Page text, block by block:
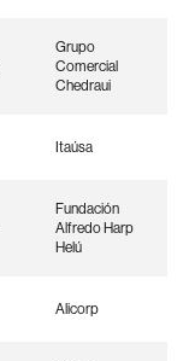
Grupo
Comercial
Chedraui
Itaúsa
Fundación
Alfredo Harp
Helú
Alicorp